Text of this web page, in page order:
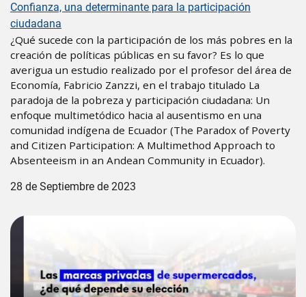
Confianza, una determinante para la participación
ciudadana
¿Qué sucede con la participación de los más pobres en la
creación de políticas públicas en su favor? Es lo que
averigua un estudio realizado por el profesor del área de
Economía, Fabricio Zanzzi, en el trabajo titulado La
paradoja de la pobreza y participación ciudadana: Un
enfoque multimetódico hacia al ausentismo en una
comunidad indígena de Ecuador (The Paradox of Poverty
and Citizen Participation: A Multimethod Approach to
Absenteeism in an Andean Community in Ecuador).
28 de Septiembre de 2023
Image